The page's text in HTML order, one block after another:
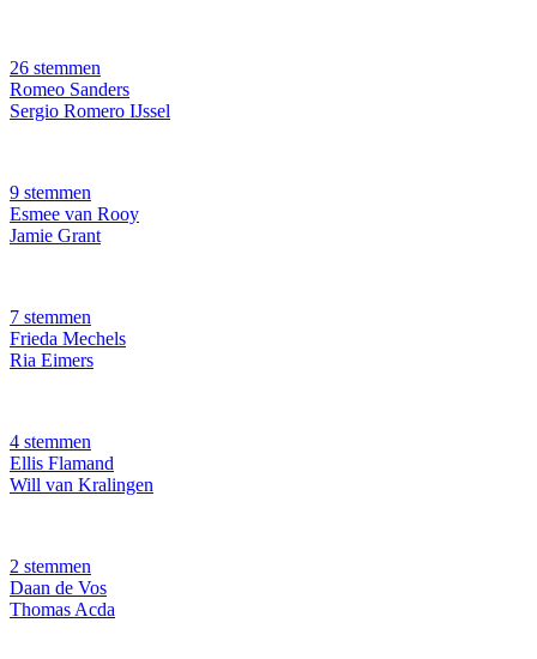
26 stemmen
Romeo Sanders
Sergio Romero IJssel
9 stemmen
Esmee van Rooy
Jamie Grant
7 stemmen
Frieda Mechels
Ria Eimers
4 stemmen
Ellis Flamand
Will van Kralingen
2 stemmen
Daan de Vos
Thomas Acda